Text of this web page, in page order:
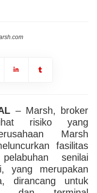
– Marsh, broker
risiko yang
Marsh
fasilitas
senilai
yang merupakan
dirancang untuk